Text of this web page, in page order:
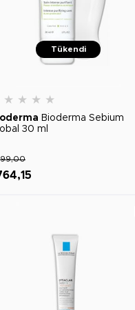
Tükendi
★ ★ ★ ★
Bioderma Sebium
30 ml